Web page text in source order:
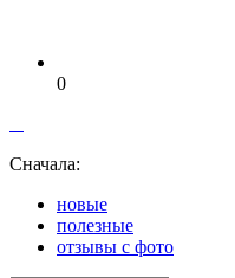
0
Сначала:
новые
полезные
отзывы с фото